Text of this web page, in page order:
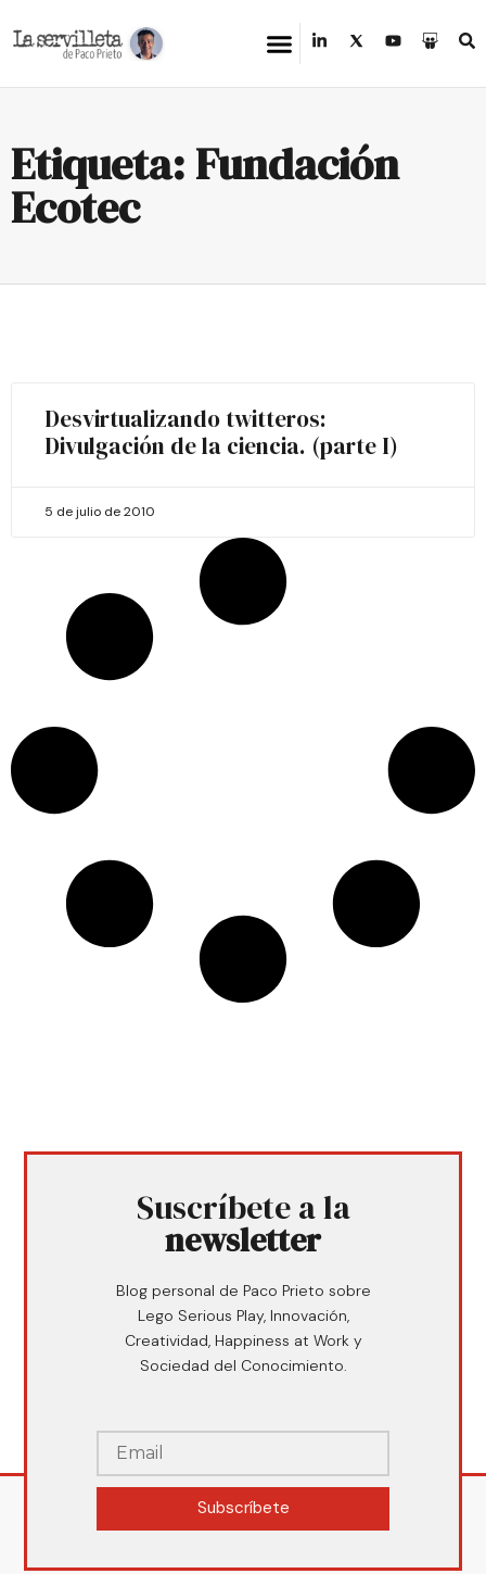
Etiqueta: Fundación
Ecotec
Desvirtualizando twitteros:
Divulgación de la ciencia. (parte I)
5 de julio de 2010
Suscríbete a la
newsletter
Blog personal de Paco Prieto sobre
Lego Serious Play, Innovación,
Creatividad, Happiness at Work y
Sociedad del Conocimiento.
Subscríbete